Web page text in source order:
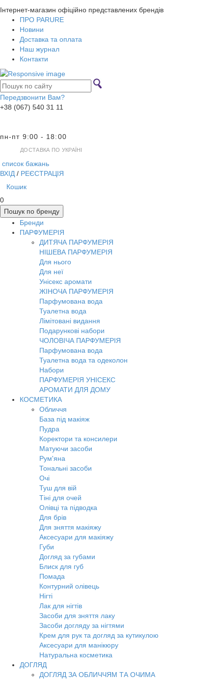
Інтернет-магазин офіційно представлених брендів
ПРО PARURE
Новини
Доставка та оплата
Наш журнал
Контакти
Передзвонити Вам?
+38 (067) 540 31 11
пн-пт 9:00 - 18:00
ДОСТАВКА ПО УКРАЇНІ
список бажань
ВХІД / РЕЄСТРАЦІЯ
Кошик
0
Пошук по бренду
Бренди
ПАРФУМЕРІЯ
ДИТЯЧА ПАРФУМЕРІЯ
НІШЕВА ПАРФУМЕРІЯ
Для нього
Для неї
Унісекс аромати
ЖІНОЧА ПАРФУМЕРІЯ
Парфумована вода
Туалетна вода
Лімітовані видання
Подарункові набори
ЧОЛОВІЧА ПАРФУМЕРІЯ
Парфумована вода
Туалетна вода та одеколон
Набори
ПАРФУМЕРІЯ УНІСЕКС
АРОМАТИ ДЛЯ ДОМУ
КОСМЕТИКА
Обличчя
База під макіяж
Пудра
Коректори та консилери
Матуючи засоби
Рум'яна
Тональні засоби
Очі
Туш для вій
Тіні для очей
Олівці та підводка
Для брів
Для зняття макіяжу
Аксесуари для макіяжу
Губи
Догляд за губами
Блиск для губ
Помада
Контурний олівець
Нігті
Лак для нігтів
Засоби для зняття лаку
Засоби догляду за нігтями
Крем для рук та догляд за кутикулою
Аксесуари для манікюру
Натуральна косметика
ДОГЛЯД
ДОГЛЯД ЗА ОБЛИЧЧЯМ ТА ОЧИМА